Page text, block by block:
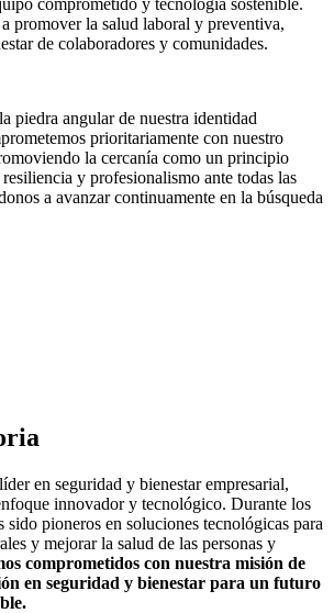
promover la salud laboral y preventiva,
de colaboradores y comunidades.
piedra angular de nuestra identidad
prioritariamente con nuestro
la cercanía como un principio
y profesionalismo ante todas las
a avanzar continuamente en la búsqueda
en seguridad y bienestar empresarial,
innovador y tecnológico. Durante los
sido pioneros en soluciones tecnológicas para
y mejorar la salud de las personas y
comprometidos con nuestra misión de
en seguridad y bienestar para un futuro